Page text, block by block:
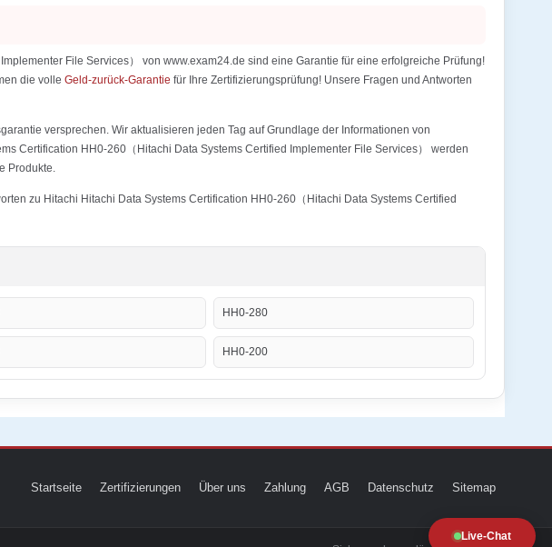
Live-Chat
File Services） von www.exam24.de sind eine Garantie für eine erfolgreiche Prüfung!
die volle Geld-zurück-Garantie für Ihre Zertifizierungsprüfung! Unsere Fragen und Antworten
versprechen. Wir aktualisieren jeden Tag auf Grundlage der Informationen von
Certification HH0-260（Hitachi Data Systems Certified Implementer File Services） werden
Produkte.
zu Hitachi Hitachi Data Systems Certification HH0-260（Hitachi Data Systems Certified
HH0-280
HH0-200
Startseite Zertifizierungen Über uns Zahlung AGB Datenschutz Sitemap